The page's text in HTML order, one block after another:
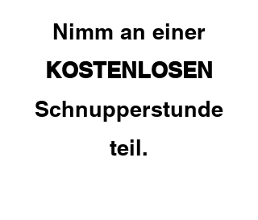
Nimm an einer
KOSTENLOSEN
Schnupperstunde
teil.